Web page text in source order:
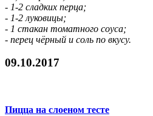
- 1-2 сладких перца;
- 1-2 луковицы;
- 1 стакан томатного соуса;
- перец чёрный и соль по вкусу.
09.10.2017
Пицца на слоеном тесте